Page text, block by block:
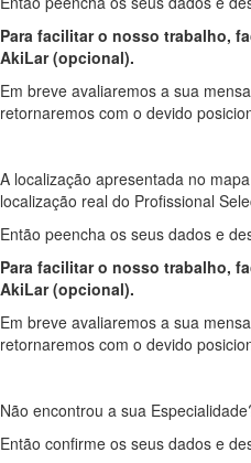
Para facilitar o nosso trabalho,
AkiLar (opcional).
Em breve avaliaremos a sua
retornaremos com o devido
A localização apresentada no
localização real do Profissional
Então peencha os seus dados e
Para facilitar o nosso trabalho,
AkiLar (opcional).
Em breve avaliaremos a sua
retornaremos com o devido
Não encontrou a sua
Então confirme os seus dados e